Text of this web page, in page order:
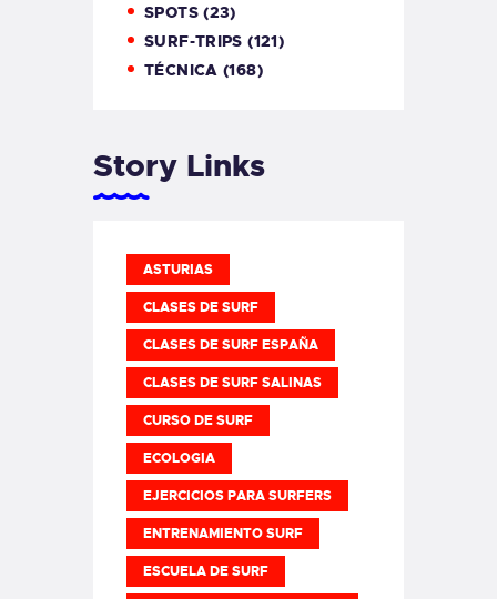
SPOTS(23)
SURF-TRIPS (121)
TÉCNICA (168)
Story Links
ASTURIAS
CLASES DE SURF
CLASES DE SURF ESPAÑA
CLASES DE SURF SALINAS
CURSO DE SURF
ECOLOGIA
EJERCICIOS PARA SURFERS
ENTRENAMIENTO SURF
ESCUELA DE SURF